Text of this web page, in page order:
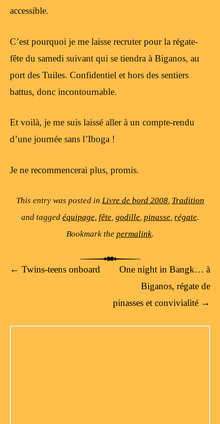
accessible.
C’est pourquoi je me laisse recruter pour la régate-
fête du samedi suivant qui se tiendra à Biganos, au
port des Tuiles. Confidentiel et hors des sentiers
battus, donc incontournable.
Et voilà, je me suis laissé aller à un compte-rendu
d’une journée sans l’Iboga !
Je ne recommencerai plus, promis.
This entry was posted in Livre de bord 2008, Tradition
and tagged équipage, fête, godille, pinasse, régate.
Bookmark the permalink.
Post navigation
← Twins-teens onboard
One night in Bangk… à
Biganos, régate de
pinasses et convivialité →